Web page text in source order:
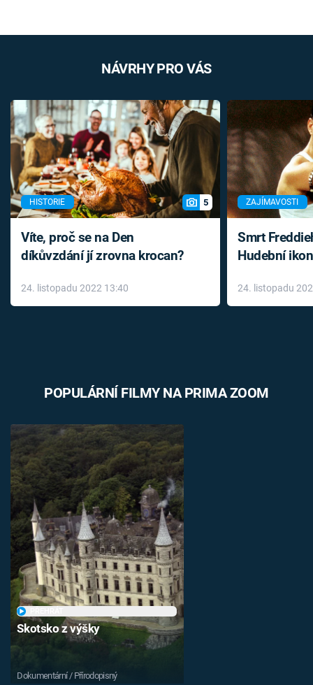
NÁVRHY PRO VÁS
HISTORIE 5
Víte, proč se na Den
díkůvzdání jí zrovna krocan?
24. listopadu 2022 13:40
ZAJÍMAVOSTI
Smrt
Hudební
léky
24. listopadu
POPULÁRNÍ FILMY NA PRIMA ZOOM
Skotsko z výšky
Dokumentární / Přírodopisný